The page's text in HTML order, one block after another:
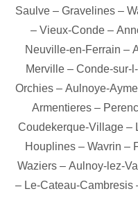
Saulve – Gravelines –
– Vieux-Conde –
Neuville-en-Ferrain –
Merville – Conde-sur-
Orchies– Aulnoye-
Armentieres–
Coudekerque-Village–
Houplines– Wavrin –
Waziers – Aulnoy-lez-
– Le-Cateau-Cambresis